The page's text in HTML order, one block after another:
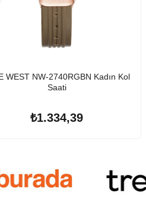
WEST NW-2740RGBN Kadın Kol
Saati
₺1.334,39